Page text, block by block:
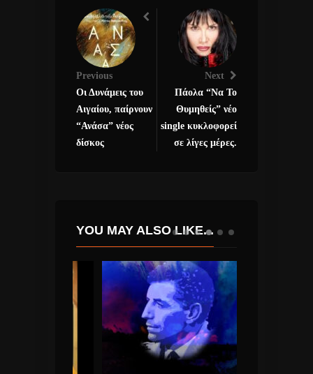
Previous
Οι Δυνάμεις του
Αιγαίου, παίρνουν
“Ανάσα” νέος
δίσκος
Next
Πάολα “Να Το
Θυμηθείς” νέο
single κυκλοφορεί
σε λίγες μέρες.
YOU MAY ALSO LIKE...